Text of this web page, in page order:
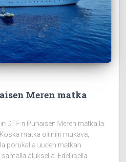
Meren matka
DTF:n Punaisen Meren matkalla
matka oli niin mukava,
porukalla uuden matkan
aluksella. Edellisellä